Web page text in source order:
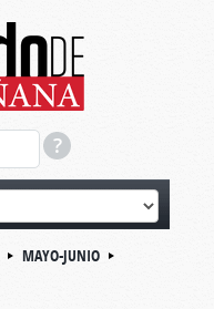
MAYO-JUNIO